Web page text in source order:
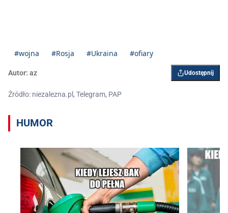
#wojna #Rosja #Ukraina #ofiary
Autor: az Udostępnij
Źródło: niezalezna.pl, Telegram, PAP
HUMOR